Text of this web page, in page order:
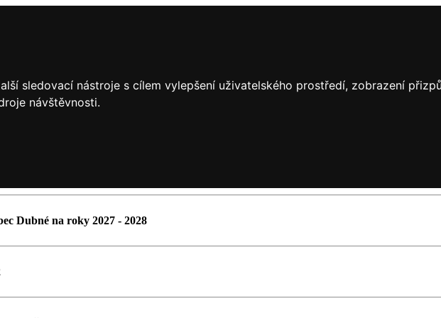
sledovací nástroje s cílem vylepšení uživatelského prostředí, zobrazení
návštěvnosti.
Dubné na roky 2027 - 2028